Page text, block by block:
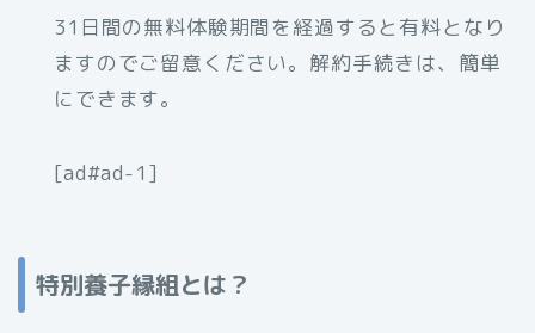
31日間の無料体験期間を経過すると有料となり
ますのでご留意ください。解約手続きは、簡単
にできます。
[ad#ad-1]
特別養子縁組とは？